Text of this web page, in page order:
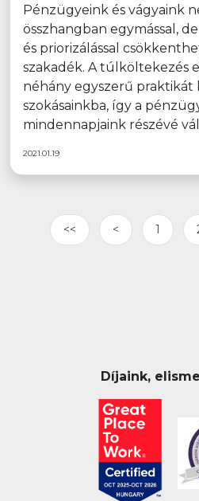
Pénzügyeink és vágyaink
összhangban egymással,
és priorizálással
szakadék. A túlköltekezés
néhány egyszerű
szokásainkba, így a
mindennapjaink részévé
2021.01.19
<< < 1
Díjaink,